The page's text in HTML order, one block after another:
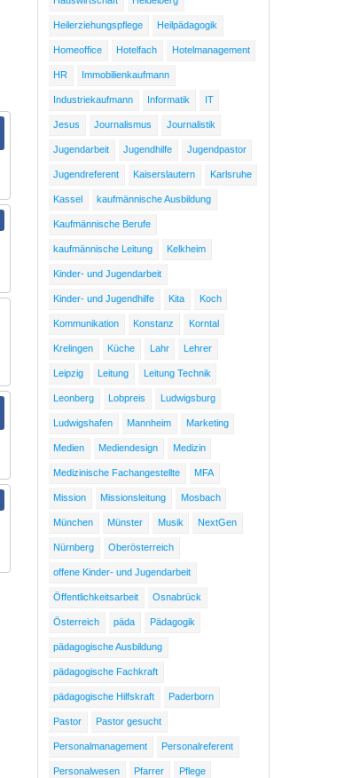
Heilerziehungspflege Heilpädagogik
Homeoffice Hotelfach Hotelmanagement
HR Immobilienkaufmann
Industriekaufmann Informatik IT
Jesus Journalismus Journalistik
Jugendarbeit Jugendhilfe Jugendpastor
Jugendreferent Kaiserslautern Karlsruhe
Kassel kaufmännische Ausbildung
Kaufmännische Berufe
kaufmännische Leitung Kelkheim
Kinder- und Jugendarbeit
Kinder- und Jugendhilfe Kita Koch
Kommunikation Konstanz Korntal
Krelingen Küche Lahr Lehrer
Leipzig Leitung Leitung Technik
Leonberg Lobpreis Ludwigsburg
Ludwigshafen Mannheim Marketing
Medien Mediendesign Medizin
Medizinische Fachangestellte MFA
Mission Missionsleitung Mosbach
München Münster Musik NextGen
Nürnberg Oberösterreich
offene Kinder- und Jugendarbeit
Öffentlichkeitsarbeit Osnabrück
Österreich päda Pädagogik
pädagogische Ausbildung
pädagogische Fachkraft
pädagogische Hilfskraft Paderborn
Pastor Pastor gesucht
Personalmanagement Personalreferent
Personalwesen Pfarrer Pflege